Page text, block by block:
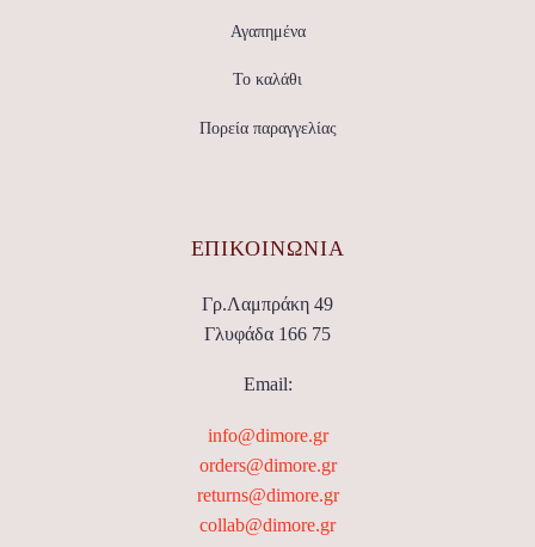
Αγαπημένα
Το καλάθι
Πορεία παραγγελίας
ΕΠΙΚΟΙΝΩΝΊΑ
Γρ.Λαμπράκη 49
Γλυφάδα 166 75
Email:
info@dimore.gr
orders@dimore.gr
returns@dimore.gr
collab@dimore.gr